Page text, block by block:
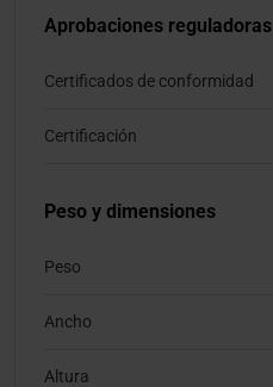
Aprobaciones reguladoras
Certificados de conformidad
Certificación
Peso y dimensiones
Peso
Ancho
Altura